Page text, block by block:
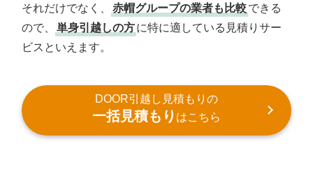
それだけでなく、
赤帽グループの業者も比較できる
ので、
単身引越しの方に特に適している見積りサー
ビスといえます。
DOOR引越し見積もりの
一括見積もり はこちら